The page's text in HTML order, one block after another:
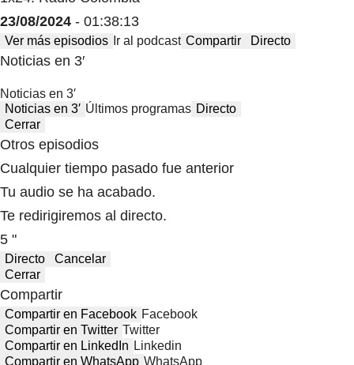
23/08/2024 - 01:38:13
Ver más episodios Ir al podcast Compartir Directo
Noticias en 3′
Noticias en 3′
Noticias en 3′ Últimos programas Directo
Cerrar
Otros episodios
Cualquier tiempo pasado fue anterior
Tu audio se ha acabado.
Te redirigiremos al directo.
5 "
Directo
Cancelar
Cerrar
Compartir
Compartir en Facebook Facebook
Compartir en Twitter Twitter
Compartir en LinkedIn Linkedin
Compartir en WhatsApp WhatsApp